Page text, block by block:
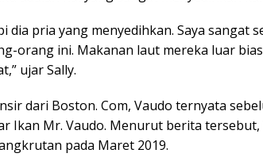
dia pria yang menyedihkan. Saya sangat
orang ini. Makanan laut mereka luar
ujar Sally.
dari Boston. Com, Vaudo ternyata
Ikan Mr. Vaudo. Menurut berita
pada Maret 2019.